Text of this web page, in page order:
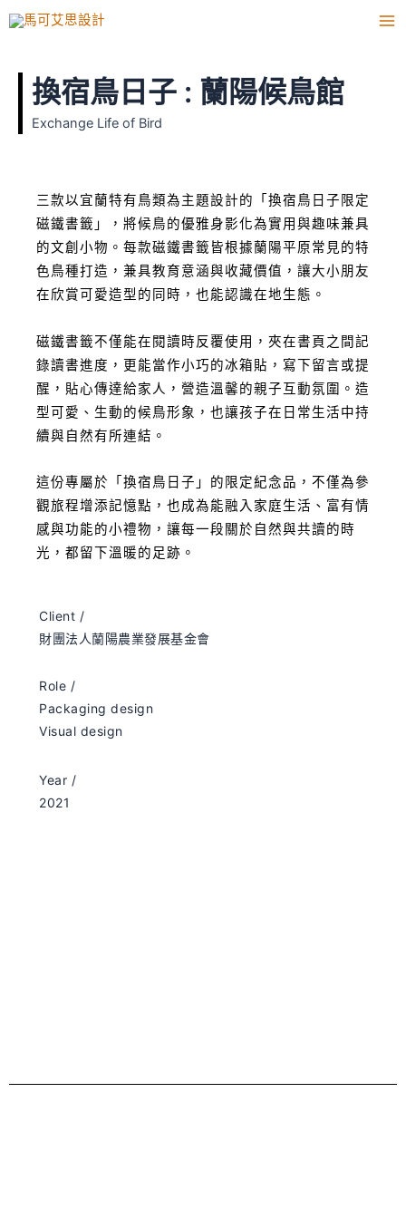
跳
至
換宿鳥日子 : 蘭陽候鳥館
Exchange Life of Bird
三款以宜蘭特有鳥類為主題設計的「換宿鳥日子限定
磁鐵書籤」，將候鳥的優雅身影化為實用與趣味兼具
的文創小物。每款磁鐵書籤皆根據蘭陽平原常見的特
色鳥種打造，兼具教育意涵與收藏價值，讓大小朋友
在欣賞可愛造型的同時，也能認識在地生態。
磁鐵書籤不僅能在閱讀時反覆使用，夾在書頁之間記
錄讀書進度，更能當作小巧的冰箱貼，寫下留言或提
醒，貼心傳達給家人，營造溫馨的親子互動氛圍。造
型可愛、生動的候鳥形象，也讓孩子在日常生活中持
續與自然有所連結。
這份專屬於「換宿鳥日子」的限定紀念品，不僅為參
觀旅程增添記憶點，也成為能融入家庭生活、富有情
感與功能的小禮物，讓每一段關於自然與共讀的時
光，都留下溫暖的足跡。
Client /
財團法人蘭陽農業發展基金會
Role /
Packaging design
Visual design
Year /
2021